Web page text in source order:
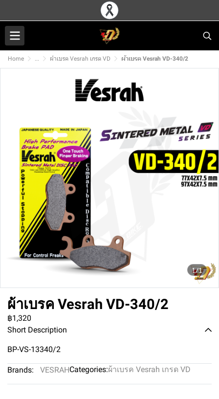
Home ... ผ้าเบรค Vesrah เกรด VD ผ้าเบรค Vesrah VD-340/2
1/1
ผ้าเบรค Vesrah VD-340/2
฿1,320
Short Description
BP-VS-13340/2
Brands: VESRAHCategories:ผ้าเบรค Vesrah เกรด VD